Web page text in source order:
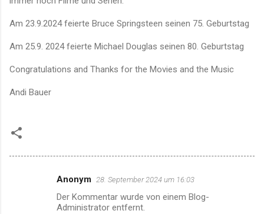
Am 23.9.2024 feierte Bruce Springsteen seinen 75. Geburtstag
Am 25.9. 2024 feierte Michael Douglas seinen 80. Geburtstag
Congratulations and Thanks for the Movies and the Music
Andi Bauer
Anonym 28. September 2024 um 16:03
Der Kommentar wurde von einem Blog-
Administrator entfernt.